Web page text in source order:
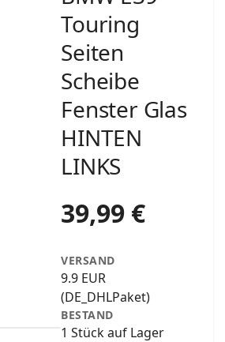
Touring
Seiten
Scheibe
Fenster Glas
HINTEN
LINKS
39,99 €
VERSAND
9.9 EUR
(DE_DHLPaket)
BESTAND
1 Stück auf Lager